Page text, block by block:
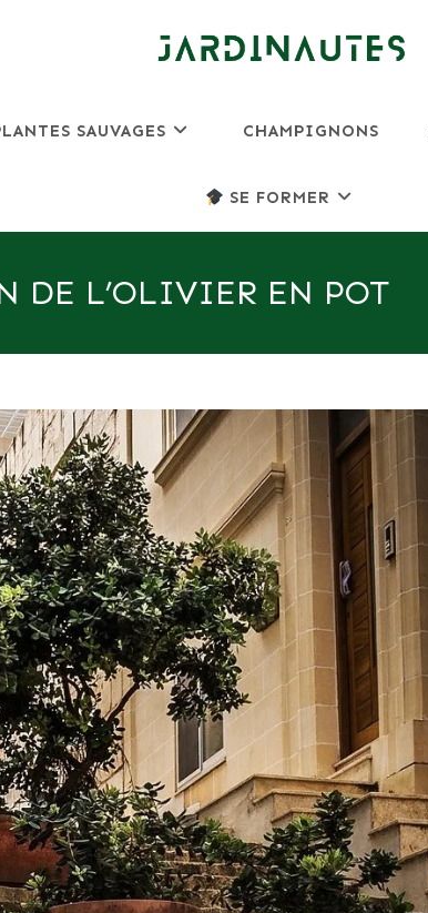
SAUVAGES CHAMPIGNONS
SE FORMER
DE L’OLIVIER EN POT